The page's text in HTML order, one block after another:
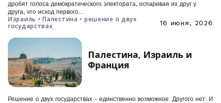
дробят голоса демократического электората, оспаривая их друг у
друга, что исход первого…
Израиль • Палестина • решение о двух
государствах
16 июня, 2026
Палестина, Израиль и
Франция
Решение о двух государствах - единственно возможное. Другого нет. И